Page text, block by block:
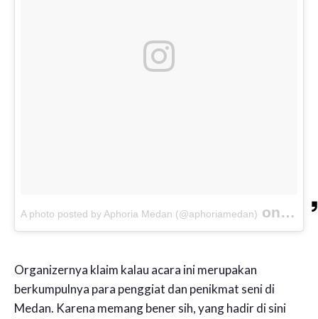
A photo posted by Aphoria Medan (@aphoriamedan) on Oct
Organizernya klaim kalau acara ini merupakan
berkumpulnya para penggiat dan penikmat seni di
Medan. Karena memang bener sih, yang hadir di sini